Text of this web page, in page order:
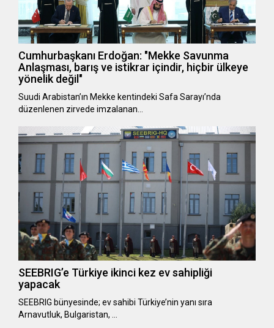
Cumhurbaşkanı Erdoğan: "Mekke Savunma
Anlaşması, barış ve istikrar içindir, hiçbir ülkeye
yönelik değil"
Suudi Arabistan’ın Mekke kentindeki Safa Sarayı’nda
düzenlenen zirvede imzalanan…
SEEBRIG’e Türkiye ikinci kez ev sahipliği
yapacak
SEEBRIG bünyesinde; ev sahibi Türkiye’nin yanı sıra
Arnavutluk, Bulgaristan, …